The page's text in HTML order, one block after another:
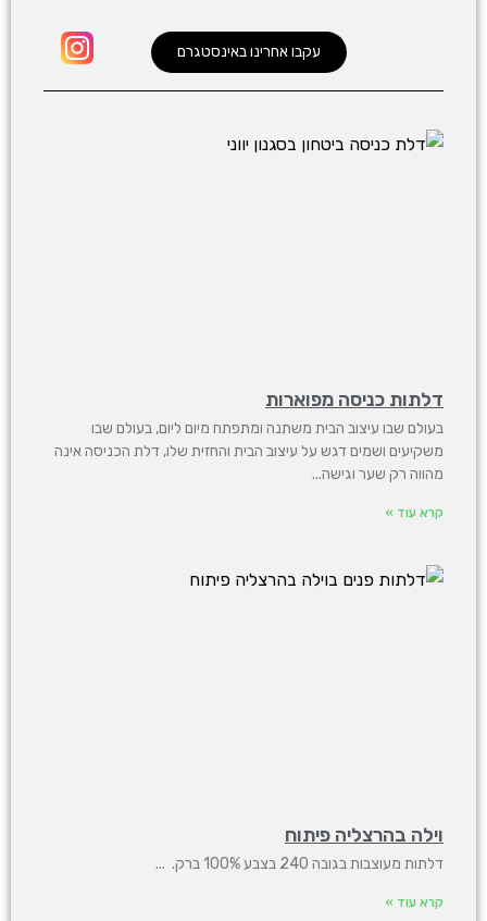
עקבו אחרינו באינסטגרם
דלתות כניסה מפוארות
בעולם שבו עיצוב הבית משתנה ומתפתח מיום ליום, בעולם שבו
משקיעים ושמים דגש על עיצוב הבית והחזית שלו, דלת הכניסה אינה
מהווה רק שער וגישה
קרא עוד »
וילה בהרצליה פיתוח
דלתות מעוצבות בגובה 240 בצבע 100% ברק.
קרא עוד »